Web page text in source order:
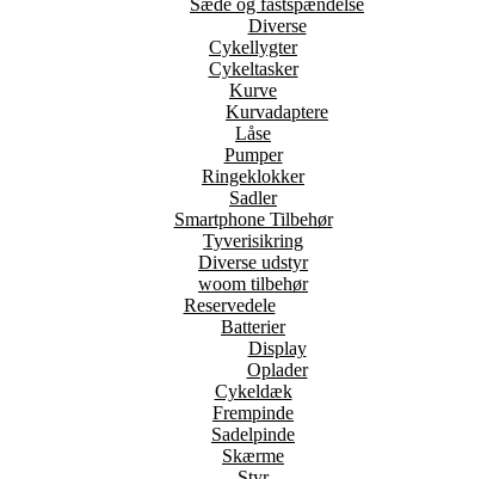
Sæde og fastspændelse
Diverse
Cykellygter
Cykeltasker
Kurve
Kurvadaptere
Låse
Pumper
Ringeklokker
Sadler
Smartphone Tilbehør
Tyverisikring
Diverse udstyr
woom tilbehør
Reservedele
Batterier
Display
Oplader
Cykeldæk
Frempinde
Sadelpinde
Skærme